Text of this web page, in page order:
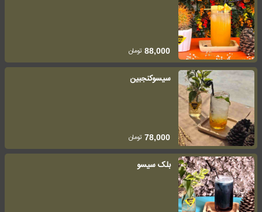
88,000 تومان
سیسوکنجبین
78,000 تومان
بلک سیسو